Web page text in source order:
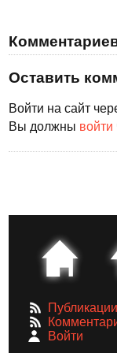
Оставить
Войти на сайт
Вы должны войти
Войти